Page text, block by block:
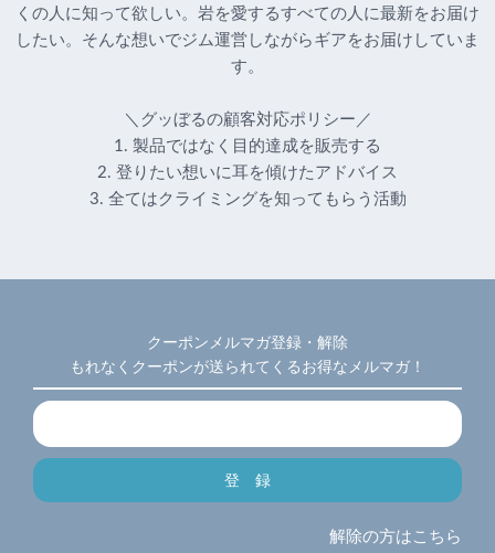
くの人に知って欲しい。岩を愛するすべての人に最新をお届け
したい。そんな想いでジム運営しながらギアをお届けしていま
す。
＼グッぼるの顧客対応ポリシー／
1. 製品ではなく目的達成を販売する
2. 登りたい想いに耳を傾けたアドバイス
3. 全てはクライミングを知ってもらう活動
クーポンメルマガ登録・解除
もれなくクーポンが送られてくるお得なメルマガ！
解除の方はこちら